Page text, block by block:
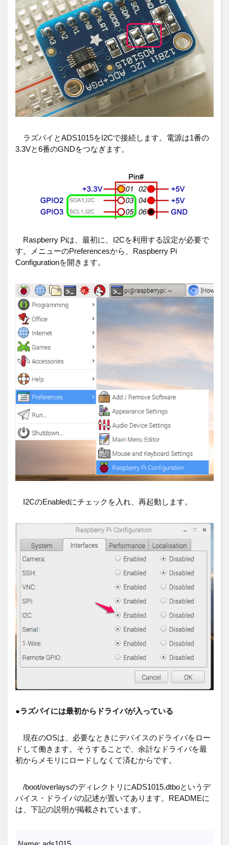
ラズパイとADS1015をI2Cで接続します。電源は1番の
3.3Vと6番のGNDをつなぎます。
Raspberry Piは、最初に、I2Cを利用する設定が必要で
す。メニューのPreferencesから、Raspberry Pi
Configurationを開きます。
I2CのEnabledにチェックを入れ、再起動します。
●ラズパイには最初からドライバが入っている
現在のOSは、必要なときにデバイスのドライバをロー
ドして働きます。そうすることで、余計なドライバを最
初からメモリにロードしなくて済むからです。
/boot/overlaysのディレクトリにADS1015.dtboというデ
バイス・ドライバの記述が置いてあります。READMEに
は、下記の説明が掲載されています。